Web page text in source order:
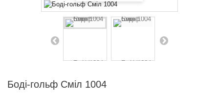
Боді-гольф Сміл 1004